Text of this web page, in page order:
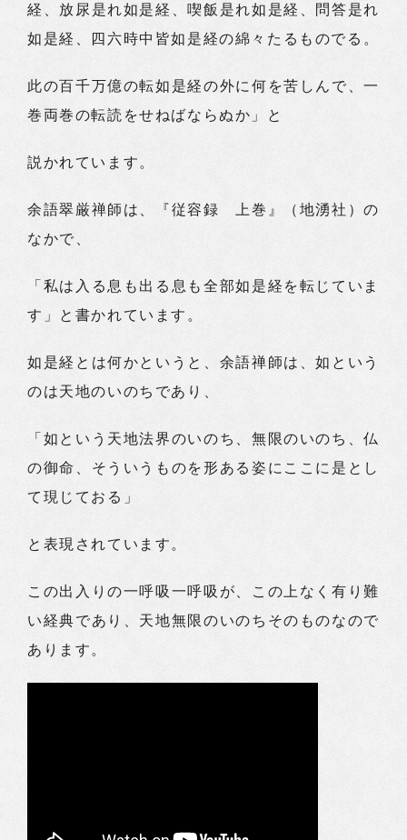
経、放尿是れ如是経、喫飯是れ如是経、問答是れ
如是経、四六時中皆如是経の綿々たるものでる。
此の百千万億の転如是経の外に何を苦しんで、一
巻両巻の転読をせねばならぬか」と
説かれています。
余語翠厳禅師は、『従容録 上巻』（地湧社）の
なかで、
「私は入る息も出る息も全部如是経を転じていま
す」と書かれています。
如是経とは何かというと、余語禅師は、如という
のは天地のいのちであり、
「如という天地法界のいのち、無限のいのち、仏
の御命、そういうものを形ある姿にここに是とし
て現じておる」
と表現されています。
この出入りの一呼吸一呼吸が、この上なく有り難
い経典であり、天地無限のいのちそのものなので
あります。